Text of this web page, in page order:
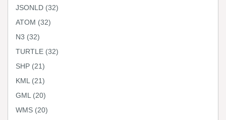
JSONLD (32)
ATOM (32)
N3 (32)
TURTLE (32)
SHP (21)
KML (21)
GML (20)
WMS (20)